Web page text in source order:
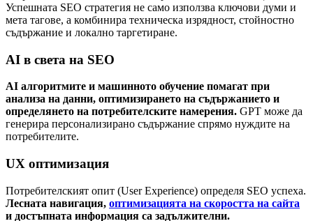
Успешната SEO стратегия не само използва ключови думи и
мета тагове, а комбинира техническа изрядност, стойностно
съдържание и локално таргетиране.
AI в света на SEO
AI алгоритмите и машинното обучение помагат при
анализа на данни, оптимизирането на съдържанието и
определянето на потребителските намерения. GPT може да
генерира персонализирано съдържание спрямо нуждите на
потребителите.
UX оптимизация
Потребителският опит (User Experience) определя SEO успеха.
Лесната навигация, оптимизацията на скоростта на сайта
и достъпната информация са задължителни.